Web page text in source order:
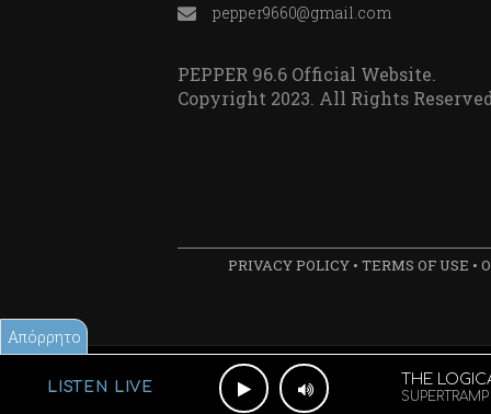
pepper9660@gmail.com
PEPPER 96.6 Official Website.
Copyright 2023. All Rights
Απόρρητο
PRIVACY POLICY • TERMS OF USE •
LISTEN LIVE THE
SUPERTRAMP